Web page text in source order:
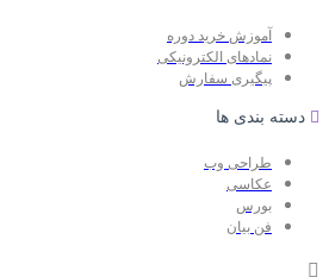
آموزش خرید دوره
نمادهای الکترونیکی
پیگیری سفارش
دسته بندی ها
طراحی وب
عکاسی
بورس
فن بیان